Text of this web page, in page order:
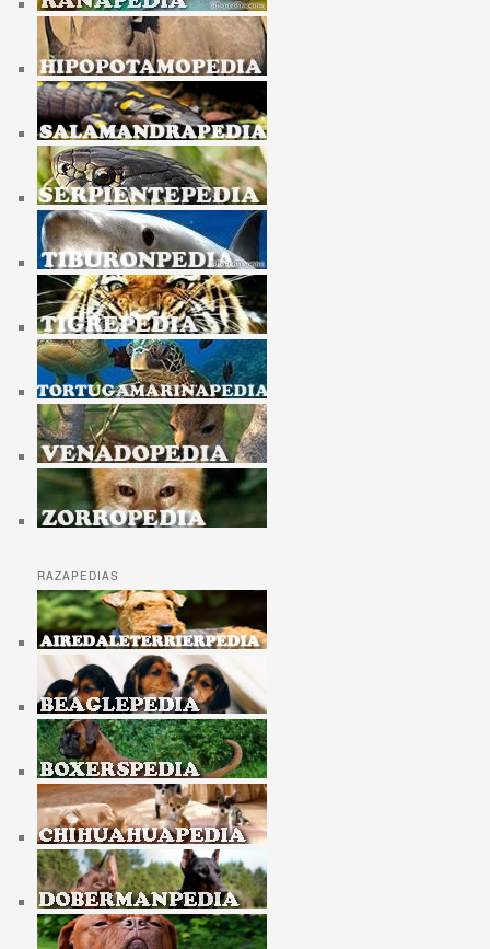
RAZAPEDIAS